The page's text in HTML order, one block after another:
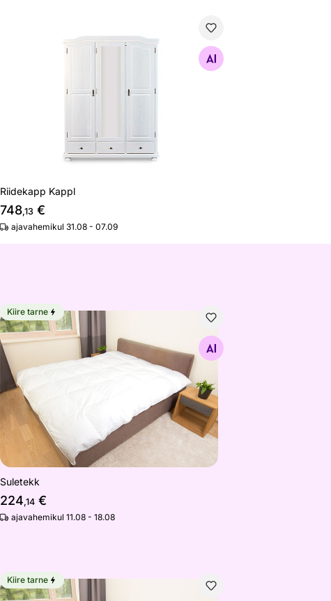
Riidekapp Kappl
748,13€
ajavahemikul 31.08 - 07.09
Suletekk
Otsi sarnaseid
Kiire tarne
Suletekk
224,14€
ajavahemikul 11.08 - 18.08
Suletekk
Kiire tarne